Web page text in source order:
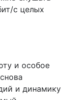
с целых
и особое
и динамику